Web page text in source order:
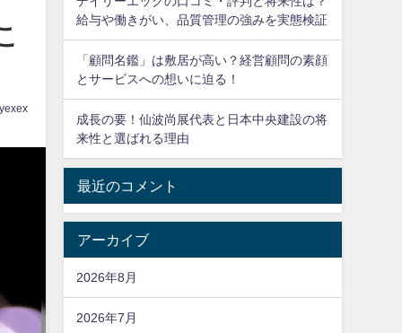
給与や働きがい、品質管理の強みを実態検証
「顧問名鑑」は敷居が高い？経営顧問の素顔
とサービスへの想いに迫る！
成長の要！仙波尚展代表と日本中央建設の将
来性と選ばれる理由
最近のコメント
アーカイブ
2026年8月
2026年7月